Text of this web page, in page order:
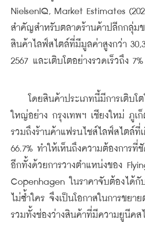
NielsenIQ, Market Estimates
สำคัญสำหรับตลาดร้านค้าปลีกกลุ่ม
สินค้าไลฟ์สไตล์ที่มีมูลค่าสูงกว่า
2567 และเติบโตอย่างรวดเร็วถึง
โดยสินค้าประเภทนี้มีการเติบโต
ใหญ่อย่าง กรุงเทพฯ เชียงใหม่ ภูเ
รวมถึงร้านค้าแฟรนไชส์ไลฟ์สไตล์ที่
66.7% ทำให้เห็นถึงความต้องการที่
อีกทั้งด้วยการวางตำแหน่งของ
Copenhagen ในราคาจับต้องได้กั
ไม่ซ้ำใคร จึงเป็นโอกาสในการขยา
รวมทั้งช่องว่างสินค้าที่มีความยูนีคส